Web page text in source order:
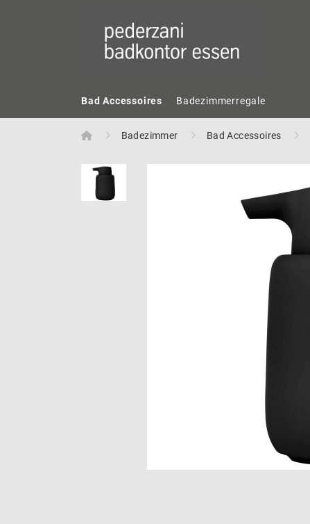
Bad Accessoires Badezimmerregale
Home Badezimmer Bad Accessoires